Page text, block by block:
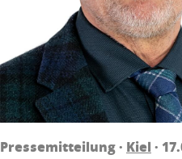
Pressemitteilung · Kiel ·